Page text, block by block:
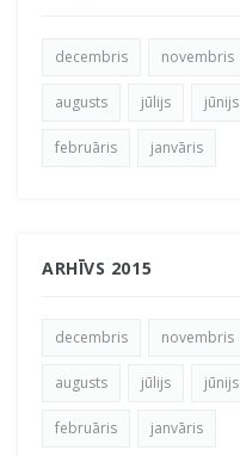
decembris novembris
augusts jūlijs jūnijs
februāris janvāris
ARHĪVS 2015
decembris novembris
augusts jūlijs jūnijs
februāris janvāris